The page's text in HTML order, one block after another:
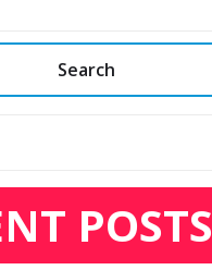
Search
POSTS